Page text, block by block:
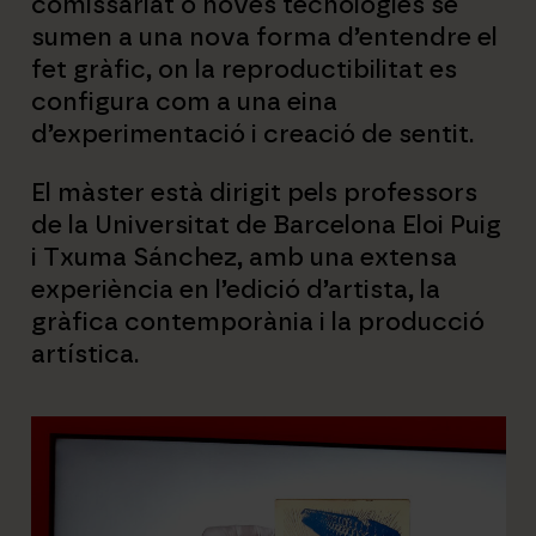
comissariat o noves tecnologies se
sumen a una nova forma d’entendre el
fet gràfic, on la reproductibilitat es
configura com a una eina
d’experimentació i creació de sentit.
El màster està dirigit pels professors
de la Universitat de Barcelona Eloi Puig
i Txuma Sánchez, amb una extensa
experiència en l’edició d’artista, la
gràfica contemporània i la producció
artística.